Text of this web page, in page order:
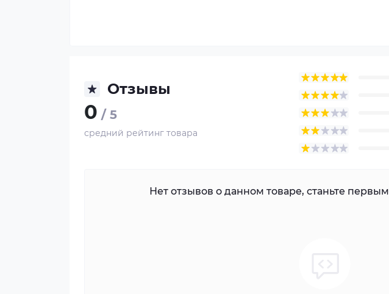
Отзывы
0 / 5
средний рейтинг товара
Нет отзывов о данном товаре, станьте